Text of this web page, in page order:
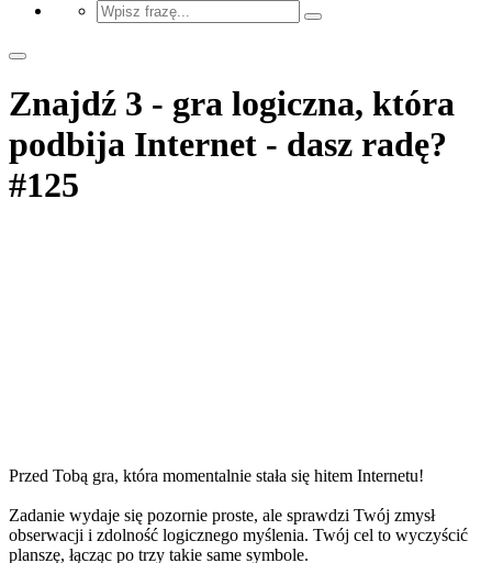
Znajdź 3 - gra logiczna, która
podbija Internet - dasz radę?
#125
Przed Tobą gra, która momentalnie stała się hitem Internetu!
Zadanie wydaje się pozornie proste, ale sprawdzi Twój zmysł
obserwacji i zdolność logicznego myślenia. Twój cel to wyczyścić
planszę, łącząc po trzy takie same symbole.